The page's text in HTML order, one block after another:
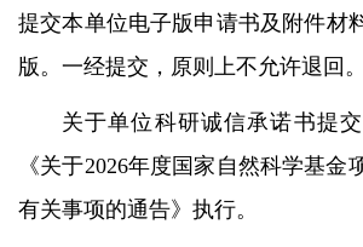
提交本单位电子版申请书及附件材
版。一经提交，原则上不允许退回。
关于单位科研诚信承诺书提
《关于2026年度国家自然科学基金
有关事项的通告》执行。